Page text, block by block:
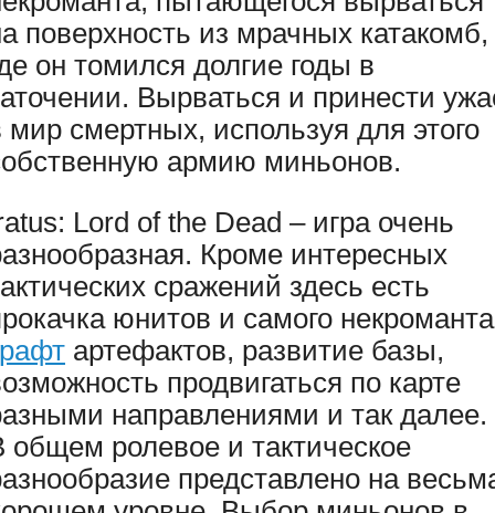
поверхность из мрачных катакомб,
он томился долгие годы в
Вырваться и принести
мир смертных, используя для этого
армию миньонов.
Lord of the Dead – игра очень
Кроме интересных
сражений здесь есть
юнитов и самого
артефактов, развитие базы,
продвигаться по карте
направлениями и так далее.
общем ролевое и тактическое
представлено на